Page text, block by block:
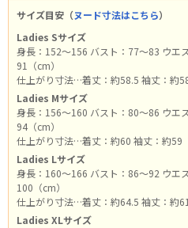
サイズ目安（ヌード寸法はこちら）
Ladies Sサイズ
身長：152～156 バスト：77～83 ウエ
91（cm）
仕上がり寸法…着丈：約58.5 袖丈：約
Ladies Mサイズ
身長：156～160 バスト：80～86 ウエ
94（cm）
仕上がり寸法…着丈：約60 袖丈：約59
Ladies Lサイズ
身長：160～166 バスト：86～92 ウエ
100（cm）
仕上がり寸法…着丈：約64.5 袖丈：約
Ladies XLサイズ